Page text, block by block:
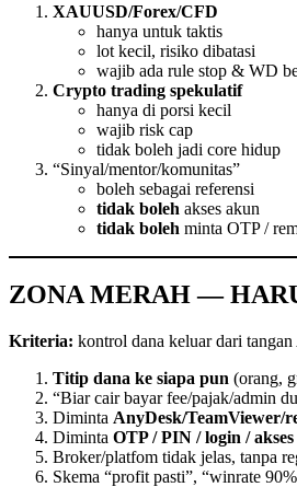
XAUUSD/Forex/CFD
hanya untuk taktis
lot kecil, risiko dibatasi
wajib ada rule stop & WD
Crypto trading spekulatif
hanya di porsi kecil
wajib risk cap
tidak boleh jadi core hidup
“Sinyal/mentor/komunitas”
boleh sebagai referensi
tidak boleh akses akun
tidak boleh minta OTP /
ZONA MERAH —
Kriteria: kontrol dana keluar dari
Titip dana ke siapa pun (orang,
“Biar cair bayar fee/pajak/admin
Diminta AnyDesk/TeamViewer/
Diminta OTP / PIN / login /
Broker/platfom tidak jelas, tanpa
Skema “profit pasti”, “winrate